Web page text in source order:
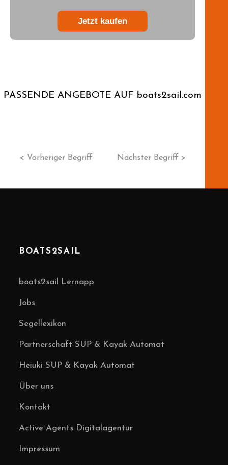
Jetzt kaufen
PASSENDE ANGEBOTE AUF boats2sail.com
< Vorheriger Begriff Nächster Begriff >
BOATS2SAIL
boats2sail Lernapp
Jobs
Segellexikon
Partnerschaft SUP & Kayak Automat
Heiuki SUP & Kayak Automat
Über uns
Kontakt
Active Agents Digitalagentur
Impressum